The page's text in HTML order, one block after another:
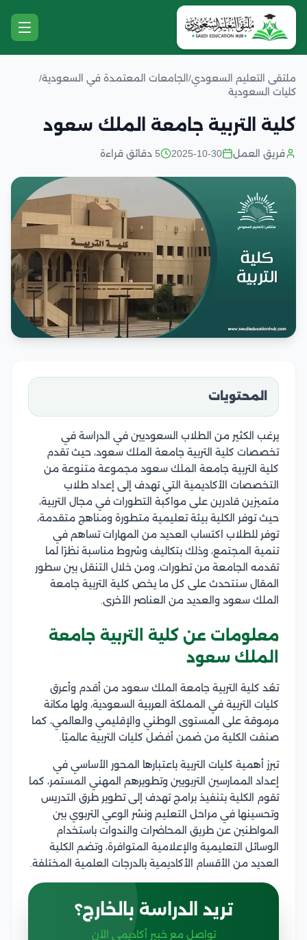
ملتقى التعليم السعودي/ الجامعات المعتمدة في السعودية/
كليات السعودية
كلية التربية جامعة الملك سعود
فريق العمل 2025-10-30 5 دقائق قراءة
المحتويات
يرغب الكثير من الطلاب السعوديين في الدراسة في
تخصصات كلية التربية جامعة الملك سعود، حيث تقدم
كلية التربية جامعة الملك سعود مجموعة متنوعة من
التخصصات الأكاديمية التي تهدف إلى إعداد طلاب
متميزين قادرين على مواكبة التطورات في مجال التربية،
حيث توفر الكلية بيئة تعليمية متطورة ومناهج متقدمة،
توفر للطلاب اكتساب العديد من المهارات تساهم في
تنمية المجتمع، وذلك بتكاليف وشروط مناسبة نظرًا لما
تقدمه الجامعة من تطورات، ومن خلال التنقل بين سطور
المقال سنتحدث على كل ما يخص كلية التربية جامعة
الملك سعود والعديد من العناصر الأخرى.
معلومات عن كلية التربية جامعة
الملك سعود
تعُد كلية التربية جامعة الملك سعود من أقدم وأعرق
كليات التربية في المملكة العربية السعودية، ولها مكانة
مرموقة على المستوى الوطني والإقليمي والعالمي، كما
صنفت الكلية من ضمن أفضل كليات التربية عالميًا.
تبرز أهمية كليات التربية باعتبارها المحور الأساسي في
إعداد الممارسين التربويين وتطويرهم المهني المستمر، كما
تقوم الكلية بتنفيذ برامج تهدف إلى تطوير طرق التدريس
وتحسينها في مراحل التعليم ونشر الوعي التربوي بين
المواطنين عن طريق المحاضرات والندوات باستخدام
الوسائل التعليمية والإعلامية المتوافرة، وتضم الكلية
العديد من الأقسام الأكاديمية بالدرجات العلمية المختلفة.
تريد الدراسة بالخارج؟
تواصل مع خبير أكاديمي الآن